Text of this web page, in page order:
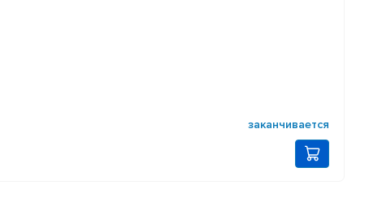
заканчивается